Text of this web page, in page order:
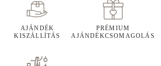
AJÁNDÉK
KISZÁLLÍTÁS
PRÉMIUM
AJÁNDÉKCSOMAGOLÁS